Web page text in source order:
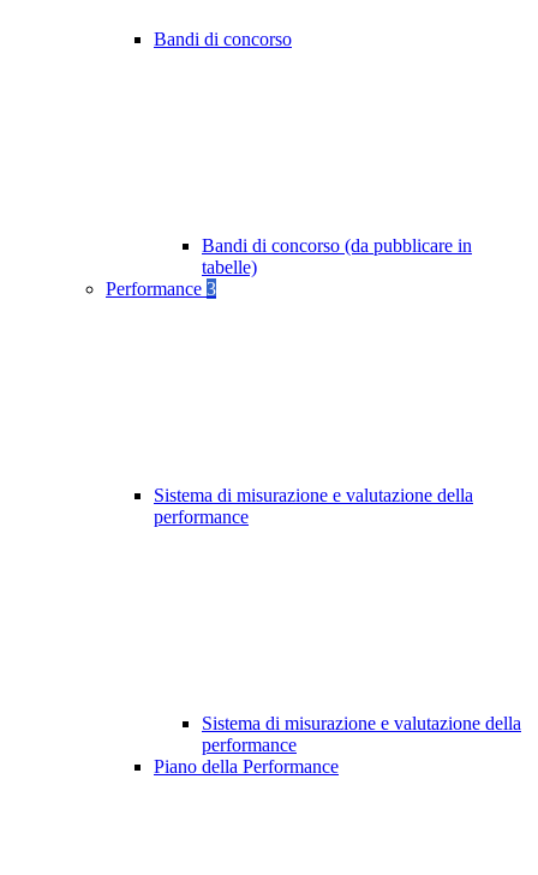
Bandi di concorso
Bandi di concorso (da pubblicare in
tabelle)
Performance 3
Sistema di misurazione e valutazione della
performance
Sistema di misurazione e valutazione della
performance
Piano della Performance